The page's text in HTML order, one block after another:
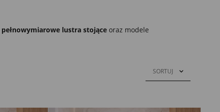
pełnowymiarowe lustra stojąceoraz modele
SORTUJ